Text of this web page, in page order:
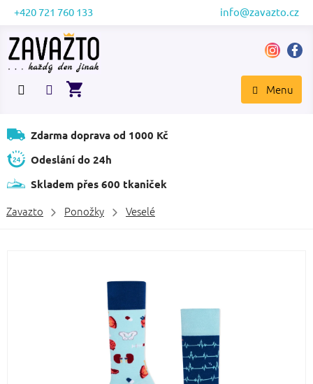
Přejít
obsah
+420 721 760 133 info@zavazto.cz
NÁKUPNÍ
Zdarma doprava od 1000 Kč
Odeslání do 24h
Skladem přes 600 tkaniček
Zavazto Ponožky Veselé